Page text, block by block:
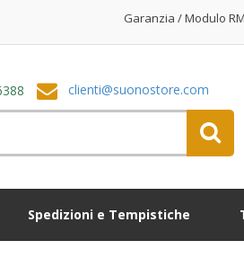
Garanzia / Modulo
clienti@suonostore.com
Spedizioni e Tempistiche